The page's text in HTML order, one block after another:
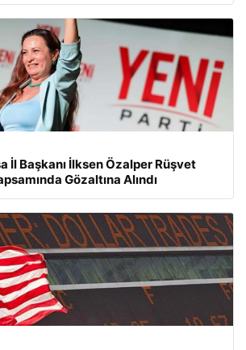
İl Başkanı İlksen Özalper Rüşvet
Gözaltına Alındı